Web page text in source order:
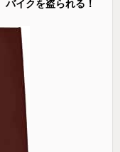
バイクを盗られる！